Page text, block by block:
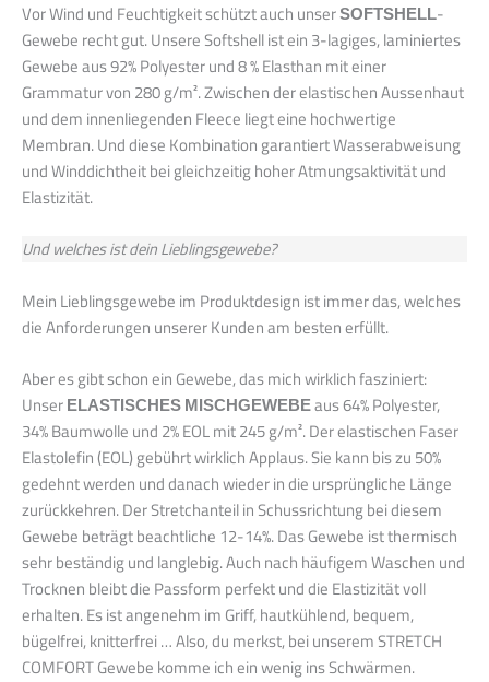
Vor Wind und Feuchtigkeit schützt auch unserSOFTSHELL-
Gewebe recht gut. Unsere Softshell ist ein 3-lagiges, laminiertes
Gewebe aus 92% Polyester und 8 % Elasthan mit einer
Grammatur von 280 g/m². Zwischen der elastischen Aussenhaut
und dem innenliegenden Fleece liegt eine hochwertige
Membran. Und diese Kombination garantiert Wasserabweisung
und Winddichtheit bei gleichzeitig hoher Atmungsaktivität und
Elastizität.
Und welches ist dein Lieblingsgewebe?
Mein Lieblingsgewebe im Produktdesign ist immer das, welches
die Anforderungen unserer Kunden am besten erfüllt.
Aber es gibt schon ein Gewebe, das mich wirklich fasziniert:
UnserELASTISCHES MISCHGEWEBEaus 64% Polyester,
34% Baumwolle und 2% EOL mit 245 g/m². Der elastischen Faser
Elastolefin (EOL) gebührt wirklich Applaus. Sie kann bis zu 50%
gedehnt werden und danach wieder in die ursprüngliche Länge
zurückkehren. Der Stretchanteil in Schussrichtung bei diesem
Gewebe beträgt beachtliche 12-14%. Das Gewebe ist thermisch
sehr beständig und langlebig. Auch nach häufigem Waschen und
Trocknen bleibt die Passform perfekt und die Elastizität voll
erhalten. Es ist angenehm im Griff, hautkühlend, bequem,
bügelfrei, knitterfrei … Also, du merkst, bei unserem STRETCH
COMFORT Gewebe komme ich ein wenig ins Schwärmen.